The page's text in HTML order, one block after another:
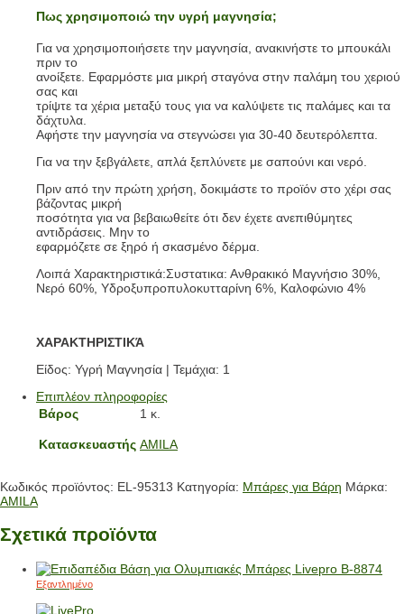
Πως χρησιμοποιώ την υγρή μαγνησία;
Για να χρησιμοποιήσετε την μαγνησία, ανακινήστε το μπουκάλι
πριν το
ανοίξετε. Εφαρμόστε μια μικρή σταγόνα στην παλάμη του χεριού
σας και
τρίψτε τα χέρια μεταξύ τους για να καλύψετε τις παλάμες και τα
δάχτυλα.
Αφήστε την μαγνησία να στεγνώσει για 30-40 δευτερόλεπτα.
Για να την ξεβγάλετε, απλά ξεπλύνετε με σαπούνι και νερό.
Πριν από την πρώτη χρήση, δοκιμάστε το προϊόν στο χέρι σας
βάζοντας μικρή
ποσότητα για να βεβαιωθείτε ότι δεν έχετε ανεπιθύμητες
αντιδράσεις. Μην το
εφαρμόζετε σε ξηρό ή σκασμένο δέρμα.
Λοιπά Χαρακτηριστικά:Συστατικα: Ανθρακικό Μαγνήσιο 30%,
Νερό 60%, Υδροξυπροπυλοκυτταρίνη 6%, Καλοφώνιο 4%
ΧΑΡΑΚΤΗΡΙΣΤΙΚΆ
Είδος: Υγρή Μαγνησία | Τεμάχια: 1
Επιπλέον πληροφορίες
Βάρος
1 κ.
Κατασκευαστής AMILA
Κωδικός προϊόντος: EL-95313 Κατηγορία: Μπάρες για Βάρη Μάρκα:
AMILA
Σχετικά προϊόντα
Εξαντλημένο